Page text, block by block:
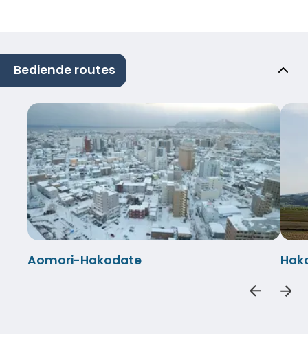
Bediende routes
Aomori-Hakodate